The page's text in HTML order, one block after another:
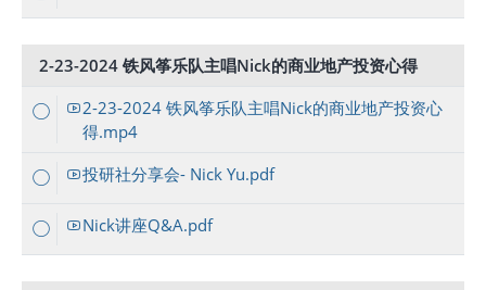
2-23-2024 铁风筝乐队主唱Nick的商业地产投资心得
2-23-2024 铁风筝乐队主唱Nick的商业地产投资心
得.mp4
投研社分享会- Nick Yu.pdf
Nick讲座Q&A.pdf